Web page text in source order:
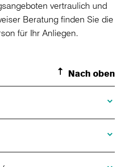
vertraulich und
Beratung finden Sie die
für Ihr Anliegen.
Nach oben